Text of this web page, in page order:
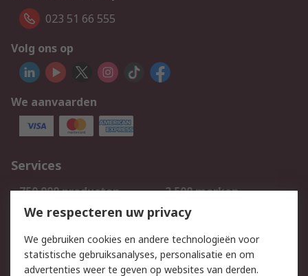
023 51 66 555
Volg ons op
We aanvaarden
Services
750.000 producten
2.500 merken
Bestellen
Inkoopoplossingen
Track & Trace
We respecteren uw privacy
We gebruiken cookies en andere technologieën voor
statistische gebruiksanalyses, personalisatie en om
advertenties weer te geven op websites van derden.